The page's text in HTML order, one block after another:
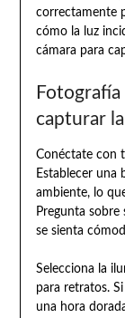
correctamente
cómo la luz
cámara para
capturar
Conéctate con
Establecer una
ambiente, lo
Pregunta sobre
se sienta
Selecciona la
para retratos.
una hora